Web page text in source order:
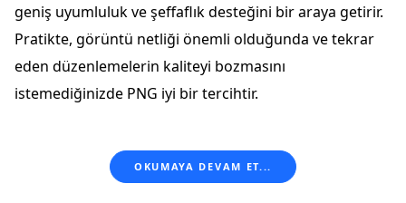
geniş uyumluluk ve şeffaflık desteğini bir araya getirir.
Pratikte, görüntü netliği önemli olduğunda ve tekrar
eden düzenlemelerin kaliteyi bozmasını
istemediğinizde PNG iyi bir tercihtir.
OKUMAYA DEVAM ET...